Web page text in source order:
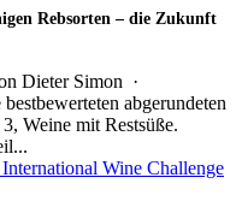
Rebsorten – die Zukunft
Dieter Simon ·
abgerundeten
Weine mit Restsüße.
Wine Challenge